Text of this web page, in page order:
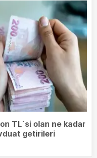
TL`si olan ne kadar
getirileri